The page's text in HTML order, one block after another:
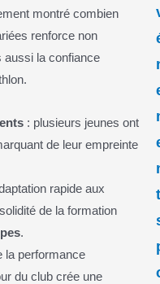
montré combien
renforce non
aussi la confiance
: plusieurs jeunes ont
de leur empreinte
rapide aux
de la formation
.
la performance
du club crée une